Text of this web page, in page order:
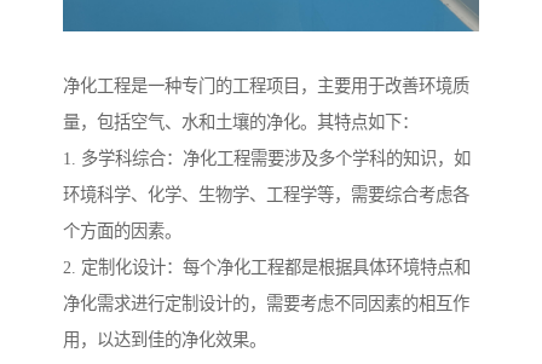
净化工程是一种专门的工程项目，主要用于改善环境质
量，包括空气、水和土壤的净化。其特点如下：
1. 多学科综合：净化工程需要涉及多个学科的知识，如
环境科学、化学、生物学、工程学等，需要综合考虑各
个方面的因素。
2. 定制化设计：每个净化工程都是根据具体环境特点和
净化需求进行定制设计的，需要考虑不同因素的相互作
用，以达到佳的净化效果。